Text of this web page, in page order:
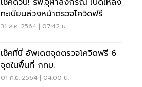
ทะเบียนล่วงหน้าตรวจโควิดฟรี
31 ส.ค. 2564 | 07:42 น.
เช็คที่นี่ อัพเดตจุดตรวจโควิดฟรี 6
จุดในพื้นที่ กทม.
01 ก.ย. 2564 | 04:00 น.